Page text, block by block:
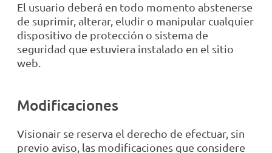
El usuario deberá en todo momento abstenerse
de suprimir, alterar, eludir o manipular cualquier
dispositivo de protección o sistema de
seguridad que estuviera instalado en el sitio
web.
Modificaciones
Visionair se reserva el derecho de efectuar, sin
previo aviso, las modificaciones que considere